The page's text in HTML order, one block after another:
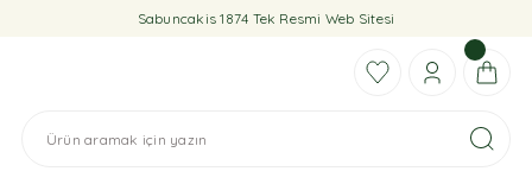
Sabuncakis 1874 Tek Resmi Web Sitesi